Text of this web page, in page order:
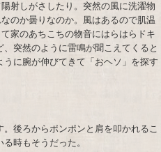
のか曇りなのか。風はあるので肌温
家のあちこちの物音にはらはらドキ
突然のように雷鳴が聞こえてくると
に腕が伸びてきて「おヘソ」を探す
後ろからポンポンと肩を叩かれるこ
時もそうだった。